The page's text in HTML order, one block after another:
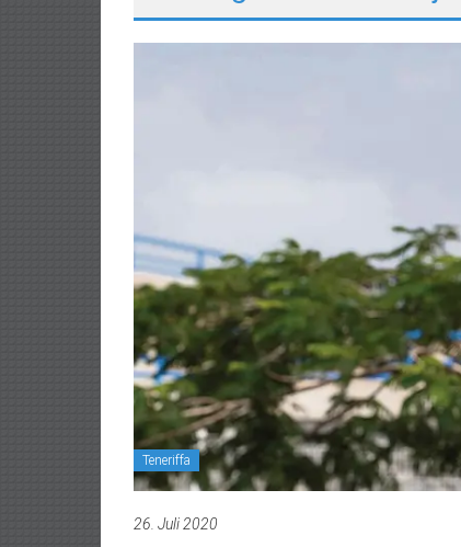
Teneriffa
26. Juli 2020